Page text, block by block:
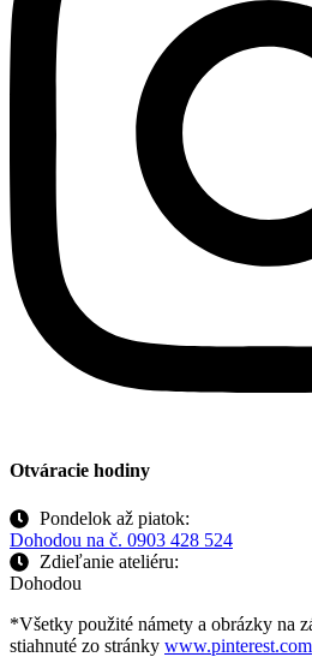
Otváracie hodiny
Pondelok až piatok:
Dohodou na č. 0903 428 524
Zdieľanie ateliéru:
Dohodou
*Všetky použité námety a obrázky na
stiahnuté zo stránky www.pinterest.com